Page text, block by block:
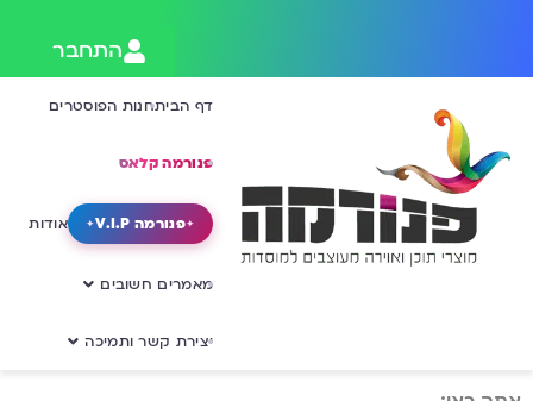
התחבר
דף הביתחנות הפוסטרים
פנורמה קלאס
פנורמה V.I.P אודות
מאמרים חשובים
יצירת קשר ותמיכה